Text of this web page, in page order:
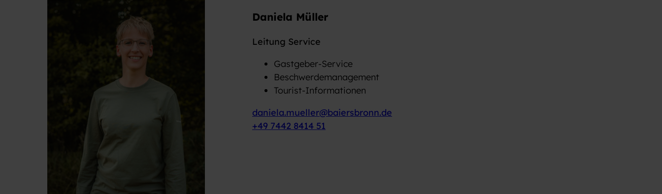
Daniela Müller
Leitung Service
Gastgeber-Service
Beschwerdemanagement
Tourist-Informationen
daniela.mueller@baiersbronn.de
+49 7442 8414 51